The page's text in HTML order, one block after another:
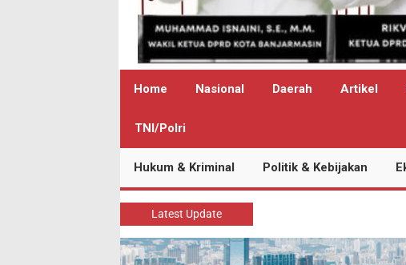
Home Nasional Daerah Artikel
TNI/Polri
Hukum & Kriminal Politik & Kebijakan
Latest Update